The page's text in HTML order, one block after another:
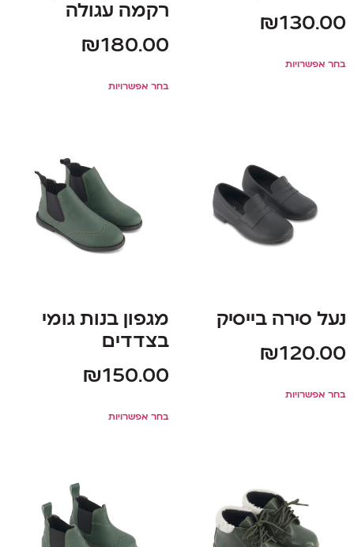
₪130.00
בחר אפשרויות
רקמה עגולה
₪180.00
בחר אפשרויות
נעל סירה בייסיק
₪120.00
בחר אפשרויות
מגפון בנות גומי
בצדדים
₪150.00
בחר אפשרויות